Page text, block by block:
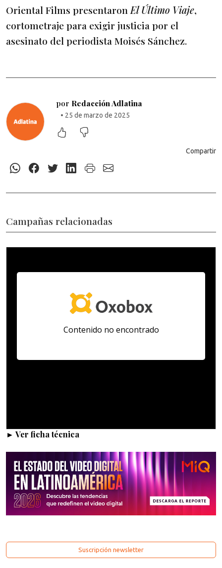
Oriental Films presentaron El Último Viaje,
cortometraje para exigir justicia por el
asesinato del periodista Moisés Sánchez.
por Redacción Adlatina
• 25 de marzo de 2025
Compartir
Campañas relacionadas
► Ver ficha técnica
Suscripción newsletter